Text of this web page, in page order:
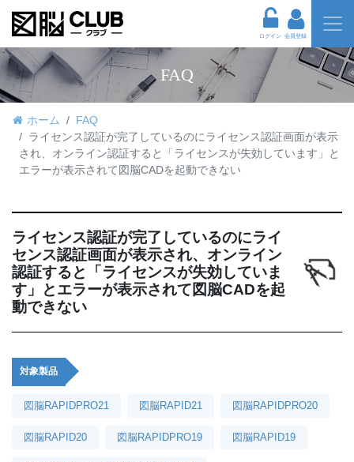
ログイン 会員登録
FAQ
ホーム
FAQ
ライセンス認証が完了しているのにライセンス認証画面が表示
され、オンライン認証すると「ライセンスが失効しています」と
エラーが表示されて図脳CADを起動できない
ライセンス認証が完了しているのにライ
センス認証画面が表示され、オンライン
認証すると「ライセンスが失効していま
す」とエラーが表示されて図脳CADを起
動できない
対象製品
図脳RAPIDPRO21 図脳RAPID21 図脳RAPIDPRO20
図脳RAPID20 図脳RAPIDPRO19 図脳RAPID19